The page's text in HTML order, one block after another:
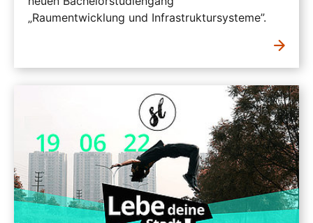
„Raumentwicklung und Infrastruktursysteme”.